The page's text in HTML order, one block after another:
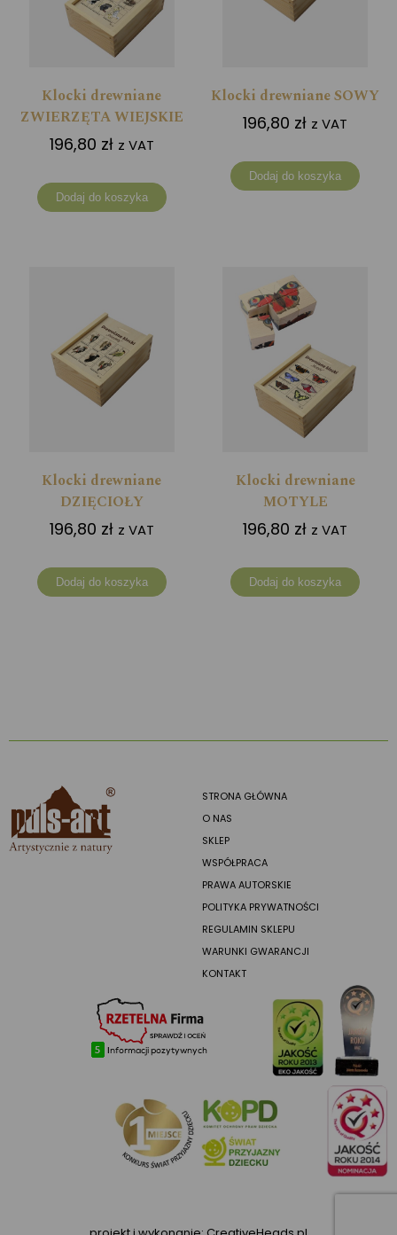
Klocki drewniane
ZWIERZĘTA WIEJSKIE
196,80 zł z VAT
Dodaj do koszyka
Klocki drewniane SOWY
196,80 zł z VAT
Dodaj do koszyka
Klocki drewniane
DZIĘCIOŁY
196,80 zł z VAT
Dodaj do koszyka
Klocki drewniane
MOTYLE
196,80 zł z VAT
Dodaj do koszyka
STRONA GŁÓWNA
O NAS
SKLEP
WSPÓŁPRACA
PRAWA AUTORSKIE
POLITYKA PRYWATNOŚCI
REGULAMIN SKLEPU
WARUNKI GWARANCJI
KONTAKT